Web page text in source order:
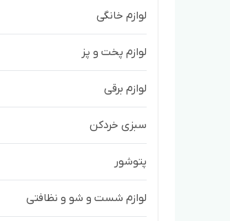
لوازم خانگی
لوازم پخت و پز
لوازم برقی
سبزی خردکن
پتوشور
لوازم شست و شو و نظافتی